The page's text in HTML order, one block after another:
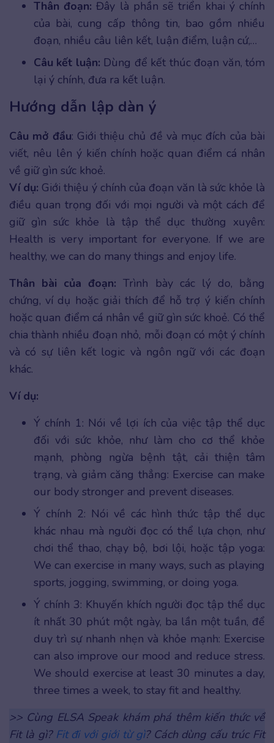
Thân đoạn: Đây là phần sẽ triển khai ý chính
của bài, cung cấp thông tin, bao gồm nhiều
đoạn, nhiều câu liên kết, luận điểm, luận cứ,…
Câu kết luận: Dùng để kết thúc đoạn văn, tóm
lại ý chính, đưa ra kết luận.
Hướng dẫn lập dàn ý
Câu mở đầu: Giới thiệu chủ đề và mục đích của bài
viết, nêu lên ý kiến chính hoặc quan điểm cá nhân
về giữ gìn sức khoẻ.
Ví dụ: Giới thiệu ý chính của đoạn văn là sức khỏe là
điều quan trọng đối với mọi người và một cách để
giữ gìn sức khỏe là tập thể dục thường xuyên:
Health is very important for everyone. If we are
healthy, we can do many things and enjoy life.
Thân bài của đoạn: Trình bày các lý do, bằng
chứng, ví dụ hoặc giải thích để hỗ trợ ý kiến chính
hoặc quan điểm cá nhân về giữ gìn sức khoẻ. Có thể
chia thành nhiều đoạn nhỏ, mỗi đoạn có một ý chính
và có sự liên kết logic và ngôn ngữ với các đoạn
khác.
Ví dụ:
Ý chính 1: Nói về lợi ích của việc tập thể dục
đối với sức khỏe, như làm cho cơ thể khỏe
mạnh, phòng ngừa bệnh tật, cải thiện tâm
trạng, và giảm căng thẳng: Exercise can make
our body stronger and prevent diseases.
Ý chính 2: Nói về các hình thức tập thể dục
khác nhau mà người đọc có thể lựa chọn, như
chơi thể thao, chạy bộ, bơi lội, hoặc tập yoga:
We can exercise in many ways, such as playing
sports, jogging, swimming, or doing yoga.
Ý chính 3: Khuyến khích người đọc tập thể dục
ít nhất 30 phút một ngày, ba lần một tuần, để
duy trì sự nhanh nhẹn và khỏe mạnh: Exercise
can also improve our mood and reduce stress.
We should exercise at least 30 minutes a day,
three times a week, to stay fit and healthy.
>> Cùng ELSA Speak khám phá thêm kiến thức về
Fit là gì? Fit đi với giới từ gì? Cách dùng cấu trúc Fit